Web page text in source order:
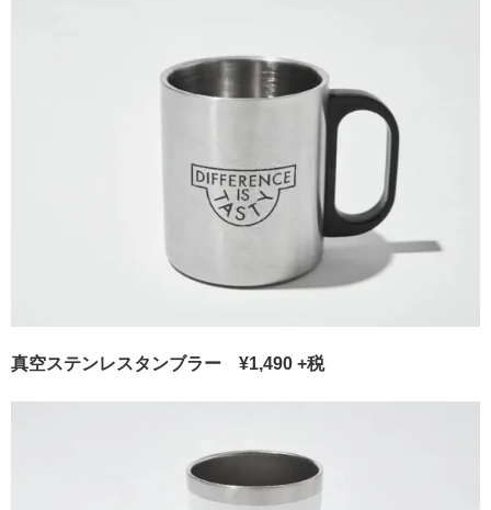
真空ステンレスタンブラー ¥1,490 +税